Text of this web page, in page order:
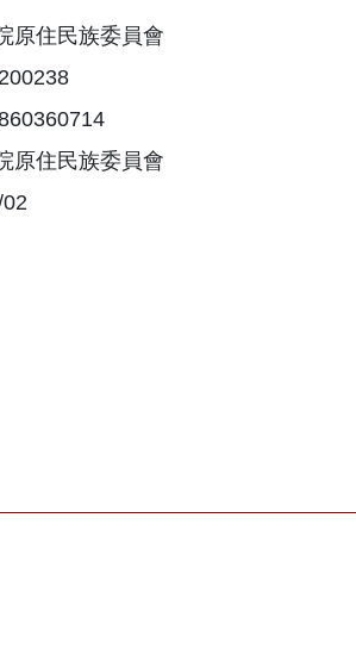
原住民族委員會
原住民族委員會